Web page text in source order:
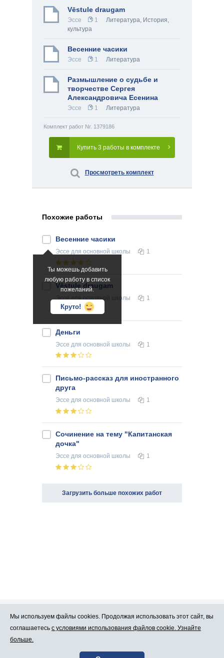
Vēstule draugam
Эссе 1 Литература, История,
культура
Весенние часики
Эссе 1 Литература
Размышление о судьбе и
творчестве Сергея
Александровича Есенина
Эссе 1 Литература
Комплект работ Nr. 1379186
Купить 3 работы в комплекте
Просмотреть комплект
Похожие работы
Ты можешь добавить
любую работу в список
пожеланий.
Круто!
Весенние часики
Эссе для основной школы 1
Vēstule draugam
Эсседля основной школы 1
Деньги
Эссе для основной школы 1
Письмо-рассказ для иностранного
друга
Эссе для основной школы 1
Сочинение на тему "Капитанская
дочка"
Эссе для основной школы 1
Загрузить больше похожих работ
Про Atlants.lv Реклама
Контакты
Условия
Мы используем файлы cookies. Продолжая использовать этот сайт, вы
соглашаетесь с условиями использования файлов cookie. Узнайте
больше.